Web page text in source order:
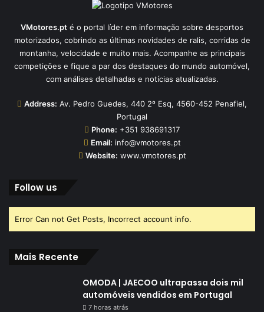
VMotores.pt é o portal líder em informação sobre desportos
motorizados, cobrindo as últimas novidades de ralis, corridas de
montanha, velocidade e muito mais. Acompanhe as principais
competições e fique a par dos destaques do mundo automóvel,
com análises detalhadas e notícias atualizadas.
Address: Av. Pedro Guedes, 440 2º Esq, 4560-452 Penafiel,
Portugal
Phone: +351 938691317
Email: info@vmotores.pt
Website: www.vmotores.pt
Follow us
Error Can not Get Posts, Incorrect account info.
Mais Recente
OMODA | JAECOO ultrapassa dois mil
automóveis vendidos em Portugal
7 horas atrás